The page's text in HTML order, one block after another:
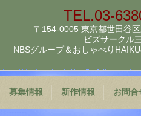
TEL.03-
〒154-0005 東京都世田谷
ビズサークル
NBSグループ＆ おしゃべり
募集情報 新作情報 お問合